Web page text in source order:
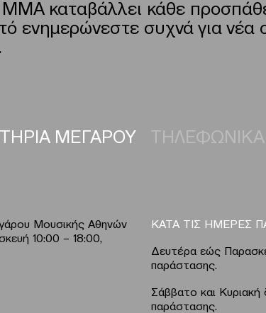
καταβάλλει κάθε
ενηµερώνεστε συχνά για νέα
ΜΕΓΑΡΟΥ ΤΗΛΕΦΩΝΙΚΑ
Μουσικής Αθηνών
10:00 – 18:00,
ΚΑΤΑ ΤΙΣ ΗΜΕΡΕΣ
Δευτέρα εώς
παράστασης.
Σάββατο και
παράστασης.